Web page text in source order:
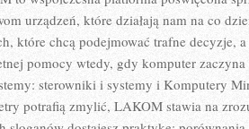
urządzeń, które działają nam na co
które chcą podejmować trafne decyzje,
pomocy wtedy, gdy komputer
sterowniki i systemy i Komputery
potrafią zmylić, LAKOM stawia na